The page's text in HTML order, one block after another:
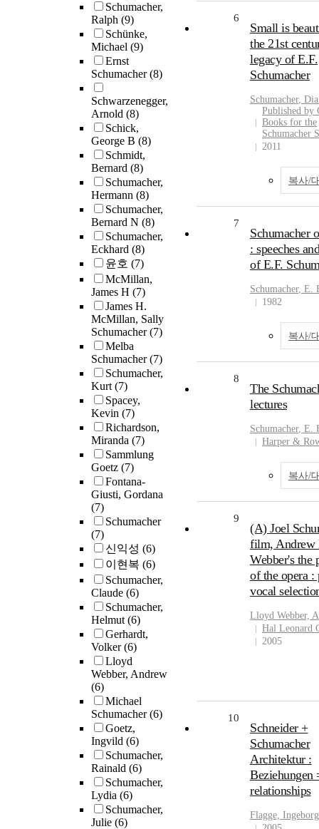
Schumacher,
Ralph (9)
Schünke,
Michael (9)
Ernst
Schumacher(8)
Schwarzenegger,
Arnold (8)
Schick,
George B (8)
Schmidt,
Bernard (8)
Schumacher,
Hermann (8)
Schumacher,
Bernard N (8)
Schumacher,
Eckhard (8)
윤호 (7)
McMillan,
James H (7)
James H.
McMillan, Sally
Schumacher(7)
Melba
Schumacher(7)
Schumacher,
Kurt(7)
Spacey,
Kevin (7)
Richardson,
Miranda (7)
Sammlung
Goetz (7)
Fontana-
Giusti, Gordana
(7)
Schumacher
(7)
신익성 (6)
이현복 (6)
Schumacher,
Claude (6)
Schumacher,
Helmut(6)
Gerhardt,
Volker(6)
Lloyd
Webber, Andrew
(6)
Michael
Schumacher(6)
Goetz,
Ingvild (6)
Schumacher,
Rainald (6)
Schumacher,
Lydia (6)
Schumacher,
Julie (6)
6
Small is
the 21st
legacy of E.F.
Schumacher
Schumacher,
Published by
Books for the
Schumacher
2011
복사/
7
Schumacher
: speeches
of E.F.
Schumacher, E.
1982
복사/
8
The
lectures
Schumacher, E.
Harper &
복사/
9
(A) Joel
film, Andrew
Webber's the
of the opera :
vocal
Lloyd Webber,
Hal Leonard
2005
10
Schneider +
Schumacher
Architektur :
Beziehungen
relationships
Flagge, Ingeborg